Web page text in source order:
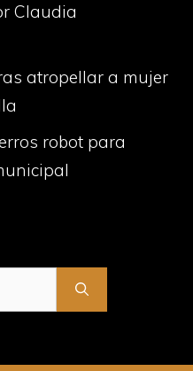
Claudia
atropellar a mujer
robot para